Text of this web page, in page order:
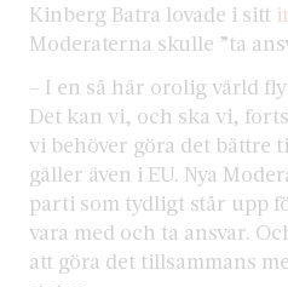
Kinberg Batra lovade i sitt
Moderaterna skulle ”ta
– I en så här orolig värld
Det kan vi, och ska vi,
vi behöver göra det bättre
gäller även i EU. Nya
parti som tydligt står upp
vara med och ta ansvar.
att göra det tillsammans